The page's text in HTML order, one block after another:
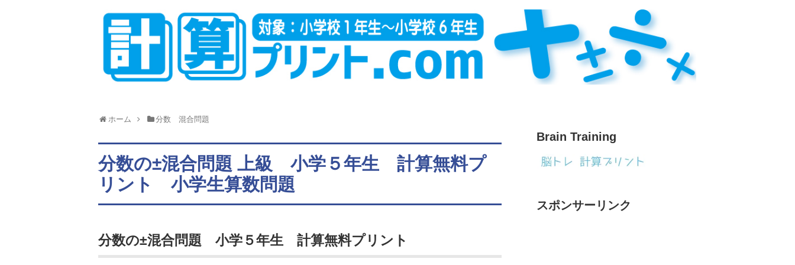
ホーム 分数 混合問題
分数の±混合問題 上級 小学５年生 計算無料プ
リント 小学生算数問題
分数の±混合問題 小学５年生 計算無料プリント
Brain Training
スポンサーリンク